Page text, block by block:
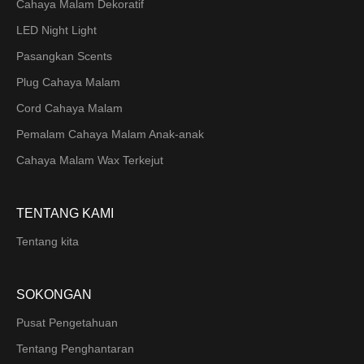
Cahaya Malam Dekoratif
LED Night Light
Pasangkan Scents
Plug Cahaya Malam
Cord Cahaya Malam
Pemalam Cahaya Malam Anak-anak
Cahaya Malam Wax Terkejut
TENTANG KAMI
Tentang kita
SOKONGAN
Pusat Pengetahuan
Tentang Penghantaran